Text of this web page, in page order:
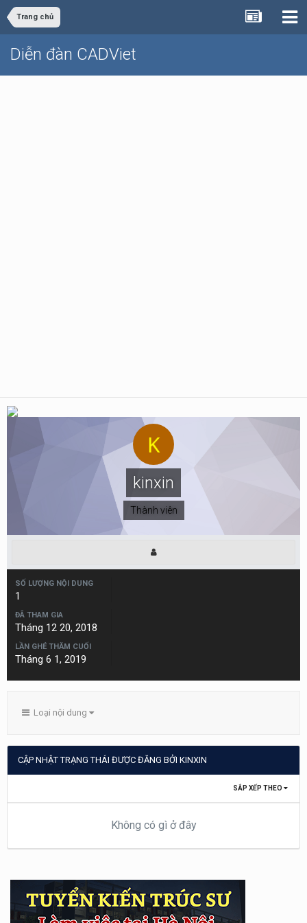
Trang chủ
Diễn đàn CADViet
kinxin
Thành viên
SỐ LƯỢNG NỘI DUNG
1
ĐÃ THAM GIA
Tháng 12 20, 2018
LẦN GHÉ THĂM CUỐI
Tháng 6 1, 2019
Loại nội dung
CẬP NHẬT TRẠNG THÁI ĐƯỢC ĐĂNG BỞI KINXIN
SẮP XẾP THEO
Không có gì ở đây